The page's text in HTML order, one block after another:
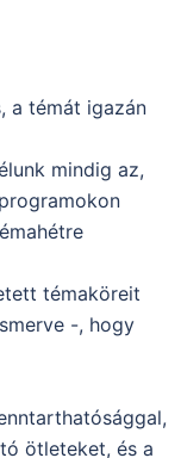
a témát igazán
mindig az,
témaköreit
-, hogy
ötleteket, és a